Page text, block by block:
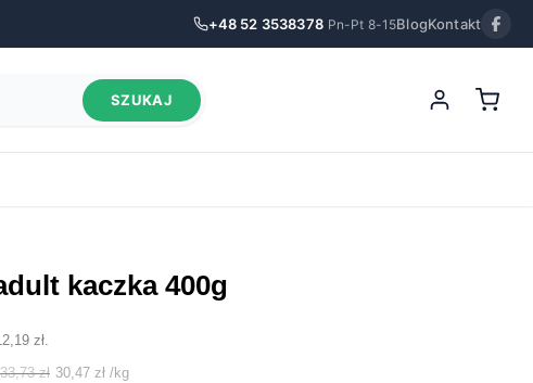
+48 52 3538378 Pn-Pt 8-15BlogKontakt
SZUKAJ
kaczka 400g
zł.
33,73zł 30,47 zł /kg